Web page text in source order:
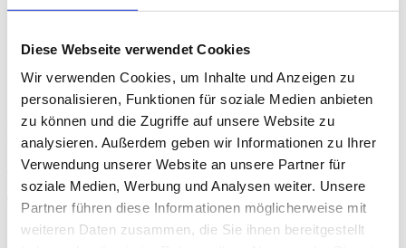
Diese Webseite verwendet Cookies
Wir verwenden Cookies, um Inhalte und Anzeigen zu
personalisieren, Funktionen für soziale Medien anbieten
zu können und die Zugriffe auf unsere Website zu
analysieren. Außerdem geben wir Informationen zu Ihrer
Verwendung unserer Website an unsere Partner für
soziale Medien, Werbung und Analysen weiter. Unsere
Partner führen diese Informationen möglicherweise mit
weiteren Daten zusammen, die Sie ihnen bereitgestellt
CAST & CREW
Crew
Anissa Bonnefont
KINOTICKET
Trailer